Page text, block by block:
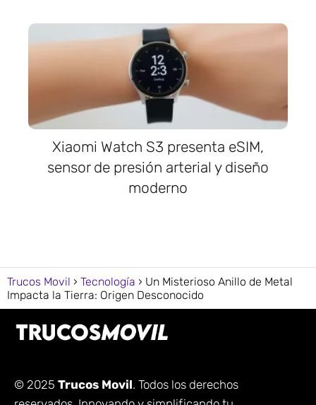
Xiaomi Watch S3 presenta eSIM,
sensor de presión arterial y diseño
moderno
Trucos Movil Tecnología
Un Misterioso Anillo de Metal
Impacta la Tierra: Origen Desconocido
© 2025 Trucos Movil. Todos los derechos